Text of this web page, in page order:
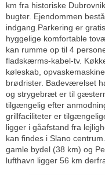
km fra historiske
bugter. Ejendommen
indgang.Parkering er
hyggelige komfortable
kan rumme op til 4
fladskærms-kabel-tv.
køleskab,
brødrister. Badeværelset
og strygebræt er til
tilgængelig efter
grillfaciliteter er
ligger i gåafstand fra
kan findes i Slano
gamle bydel (38 km) og
lufthavn ligger 56 km